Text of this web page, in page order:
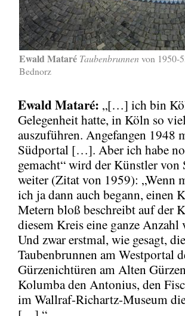
Ewald Mataré Taubenbrunnen von 1950-
Bednorz
Ewald Mataré: „[…] ich bin
Gelegenheit hatte, in Köln so
auszuführen. Angefangen 1948
Südportal […]. Aber ich habe
gemacht“ wird der Künstler
weiter (Zitat von 1959): „Wenn
ich ja dann auch begann, einen
Metern bloß beschreibt auf der
diesem Kreis eine ganze
Und zwar erstmal, wie gesagt,
Taubenbrunnen am Westportal
Gürzenichtüren am Alten
Kolumba den Antonius, den
im Wallraf-Richartz-Museum